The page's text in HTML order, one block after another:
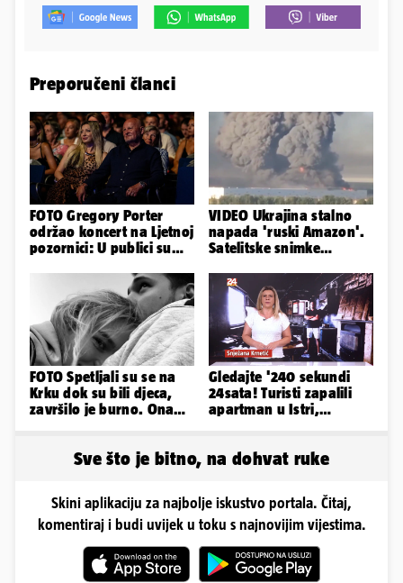
Preporučeni članci
FOTO Gregory Porter
održao koncert na Ljetnoj
pozornici: U publici su
VIDEO Ukrajina stalno
napada 'ruski Amazon'.
Satelitske snimke
FOTO Spetljali su se na
Krku dok su bili djeca,
završilo je burno. Ona
Gledajte '240 sekundi
24sata! Turisti zapalili
apartman u Istri,
Sve što je bitno, na dohvat ruke
Skini aplikaciju za najbolje iskustvo portala. Čitaj,
komentiraj i budi uvijek u toku s najnovijim vijestima.